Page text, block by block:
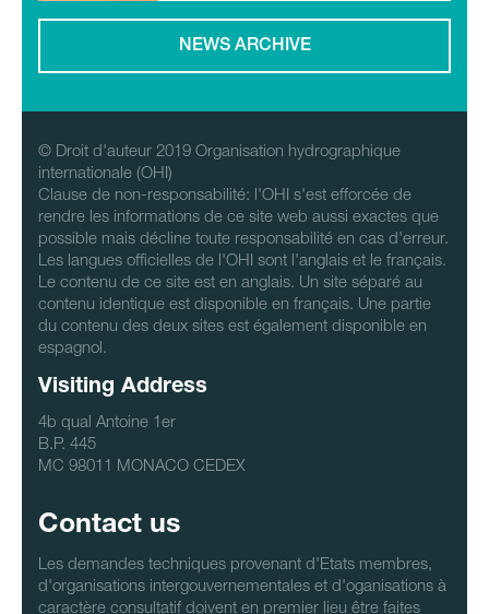
NEWS ARCHIVE
© Droit d'auteur 2019 Organisation hydrographique
internationale (OHI)
Clause de non-responsabilité: l'OHI s'est efforcée de
rendre les informations de ce site web aussi exactes que
possible mais décline toute responsabilité en cas d'erreur.
Les langues officielles de l'OHI sont l'anglais et le français.
Le contenu de ce site est en anglais. Un site séparé au
contenu identique est disponible en français. Une partie
du contenu des deux sites est également disponible en
espagnol.
Visiting Address
4b qual Antoine 1er
B.P. 445
MC 98011 MONACO CEDEX
Contact us
Les demandes techniques provenant d'Etats membres,
d'organisations intergouvernementales et d'oganisations à
caractère consultatif doivent en premier lieu être faites